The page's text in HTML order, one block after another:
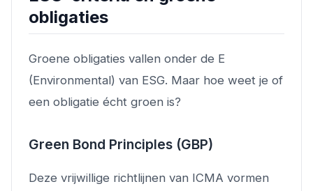
obligaties
Groene obligaties vallen onder de E
(Environmental) van ESG. Maar hoe weet je of
een obligatie écht groen is?
Green Bond Principles (GBP)
Deze vrijwillige richtlijnen van ICMA vormen